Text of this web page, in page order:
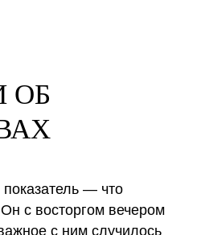
ОБ
— что
с восторгом вечером
с ним случилось